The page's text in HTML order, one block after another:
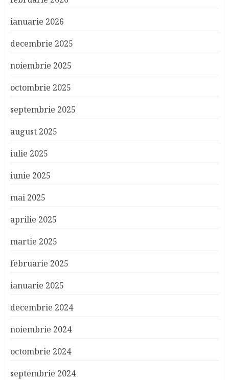
ianuarie 2026
decembrie 2025
noiembrie 2025
octombrie 2025
septembrie 2025
august 2025
iulie 2025
iunie 2025
mai 2025
aprilie 2025
martie 2025
februarie 2025
ianuarie 2025
decembrie 2024
noiembrie 2024
octombrie 2024
septembrie 2024